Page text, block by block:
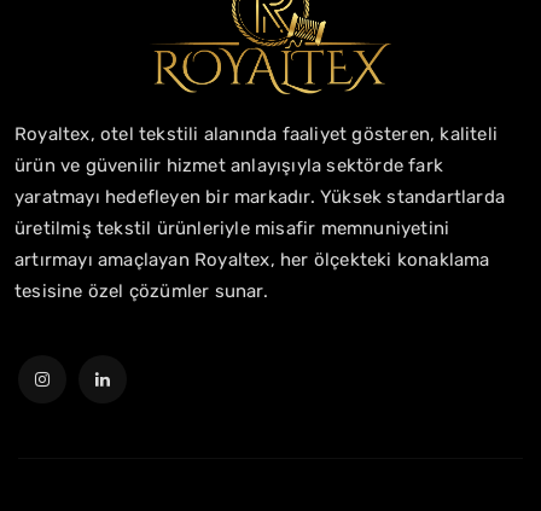
Royaltex, otel tekstili alanında faaliyet gösteren, kaliteli
ürün ve güvenilir hizmet anlayışıyla sektörde fark
yaratmayı hedefleyen bir markadır. Yüksek standartlarda
üretilmiş tekstil ürünleriyle misafir memnuniyetini
artırmayı amaçlayan Royaltex, her ölçekteki konaklama
tesisine özel çözümler sunar.